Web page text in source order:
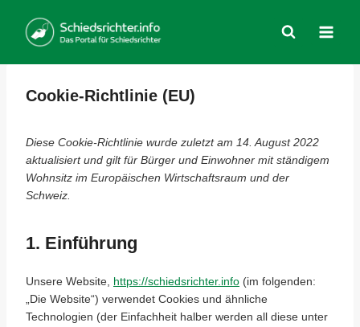
Inhalt
springen
Cookie-Richtlinie (EU)
Diese Cookie-Richtlinie wurde zuletzt am 14. August 2022
aktualisiert und gilt für Bürger und Einwohner mit ständigem
Wohnsitz im Europäischen Wirtschaftsraum und der
Schweiz.
1. Einführung
Unsere Website, https://schiedsrichter.info (im folgenden:
„Die Website“) verwendet Cookies und ähnliche
Technologien (der Einfachheit halber werden all diese unter